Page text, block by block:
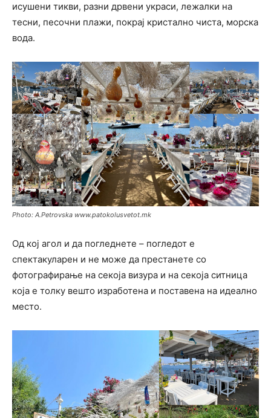
исушени тикви, разни дрвени украси, лежалки на
тесни, песочни плажи, покрај кристално чиста, морска
вода.
Photo: A.Petrovska www.patokolusvetot.mk
Од кој агол и да погледнете – погледот е
спектакуларен и не може да престанете со
фотографирање на секоја визура и на секоја ситница
која е толку вешто изработена и поставена на идеално
место.